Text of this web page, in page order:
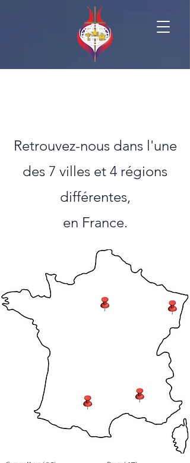
Retrouvez-nous dans l'une
des 7 villes et 4 régions
différentes,
en France.